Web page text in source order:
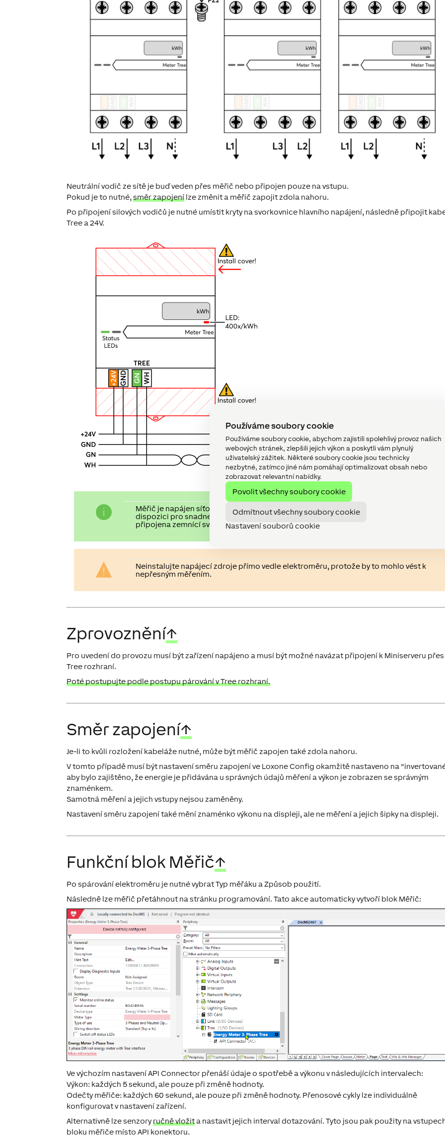
Používáme soubory cookie
Používáme soubory cookie, abychom zajistili spolehlivý provoz našich
webových stránek, zlepšili jejich výkon a poskytli vám plynulý
uživatelský zážitek. Některé soubory cookie jsou technicky
nezbytné, zatímco jiné nám pomáhají optimalizovat obsah nebo
zobrazovat relevantní nabídky.
Povolit všechny soubory cookie
Odmítnout všechny soubory cookie
Nastavení souborů cookie
Neutrální vodič ze sítě je buď veden přes měřič nebo připojen pouze na vstupu.
Pokud je to nutné,směr zapojení lze změnit a měřič zapojit zdola nahoru.
Po připojení silových vodičů je nutné umístit kryty na svorkovnice hlavního napájení, následně připojit
Tree a 24V.
Měřič je napájen síťovým napětím. Svorkovnice +24 V není vnitřně připojena, ale je k
dispozici pro snadné řetězení +24 V linky. Pro správnou funkci rozhraní Tree musí být
připojena zemnící svorka GND.
Neinstalujte napájecí zdroje přímo vedle elektroměru, protože by to mohlo vést k
nepřesným měřením.
Zprovoznění↑
Pro uvedení do provozu musí být zařízení napájeno a musí být možné navázat připojení k Miniserveru přes
Tree rozhraní.
Poté postupujte podle postupu párování v Tree rozhraní.
Směr zapojení↑
Je-li to kvůli rozložení kabeláže nutné, může být měřič zapojen také zdola nahoru.
V tomto případě musí být nastavení směru zapojení ve Loxone Config okamžitě nastaveno na
aby bylo zajištěno, že energie je přidávána u správných údajů měření a výkon je zobrazen se správným
znaménkem.
Samotná měření a jejich vstupy nejsou zaměněny.
Nastavení směru zapojení také mění znaménko výkonu na displeji, ale ne měření a jejich šipky na displeji.
Funkční blok Měřič↑
Po spárování elektroměru je nutné vybrat Typ měřáku a Způsob použití.
Následně lze měřič přetáhnout na stránku programování. Tato akce automaticky vytvoří blok Měřič:
Ve výchozím nastavení API Connector přenáší údaje o spotřebě a výkonu v následujících intervalech:
Výkon: každých 5 sekund, ale pouze při změně hodnoty.
Odečty měřiče: každých 60 sekund, ale pouze při změně hodnoty. Přenosové cykly lze individuálně
konfigurovat v nastavení zařízení.
Alternativně lze senzoryručně vložita nastavit jejich interval dotazování. Tyto jsou pak použity na
bloku měřiče místo API konektoru.